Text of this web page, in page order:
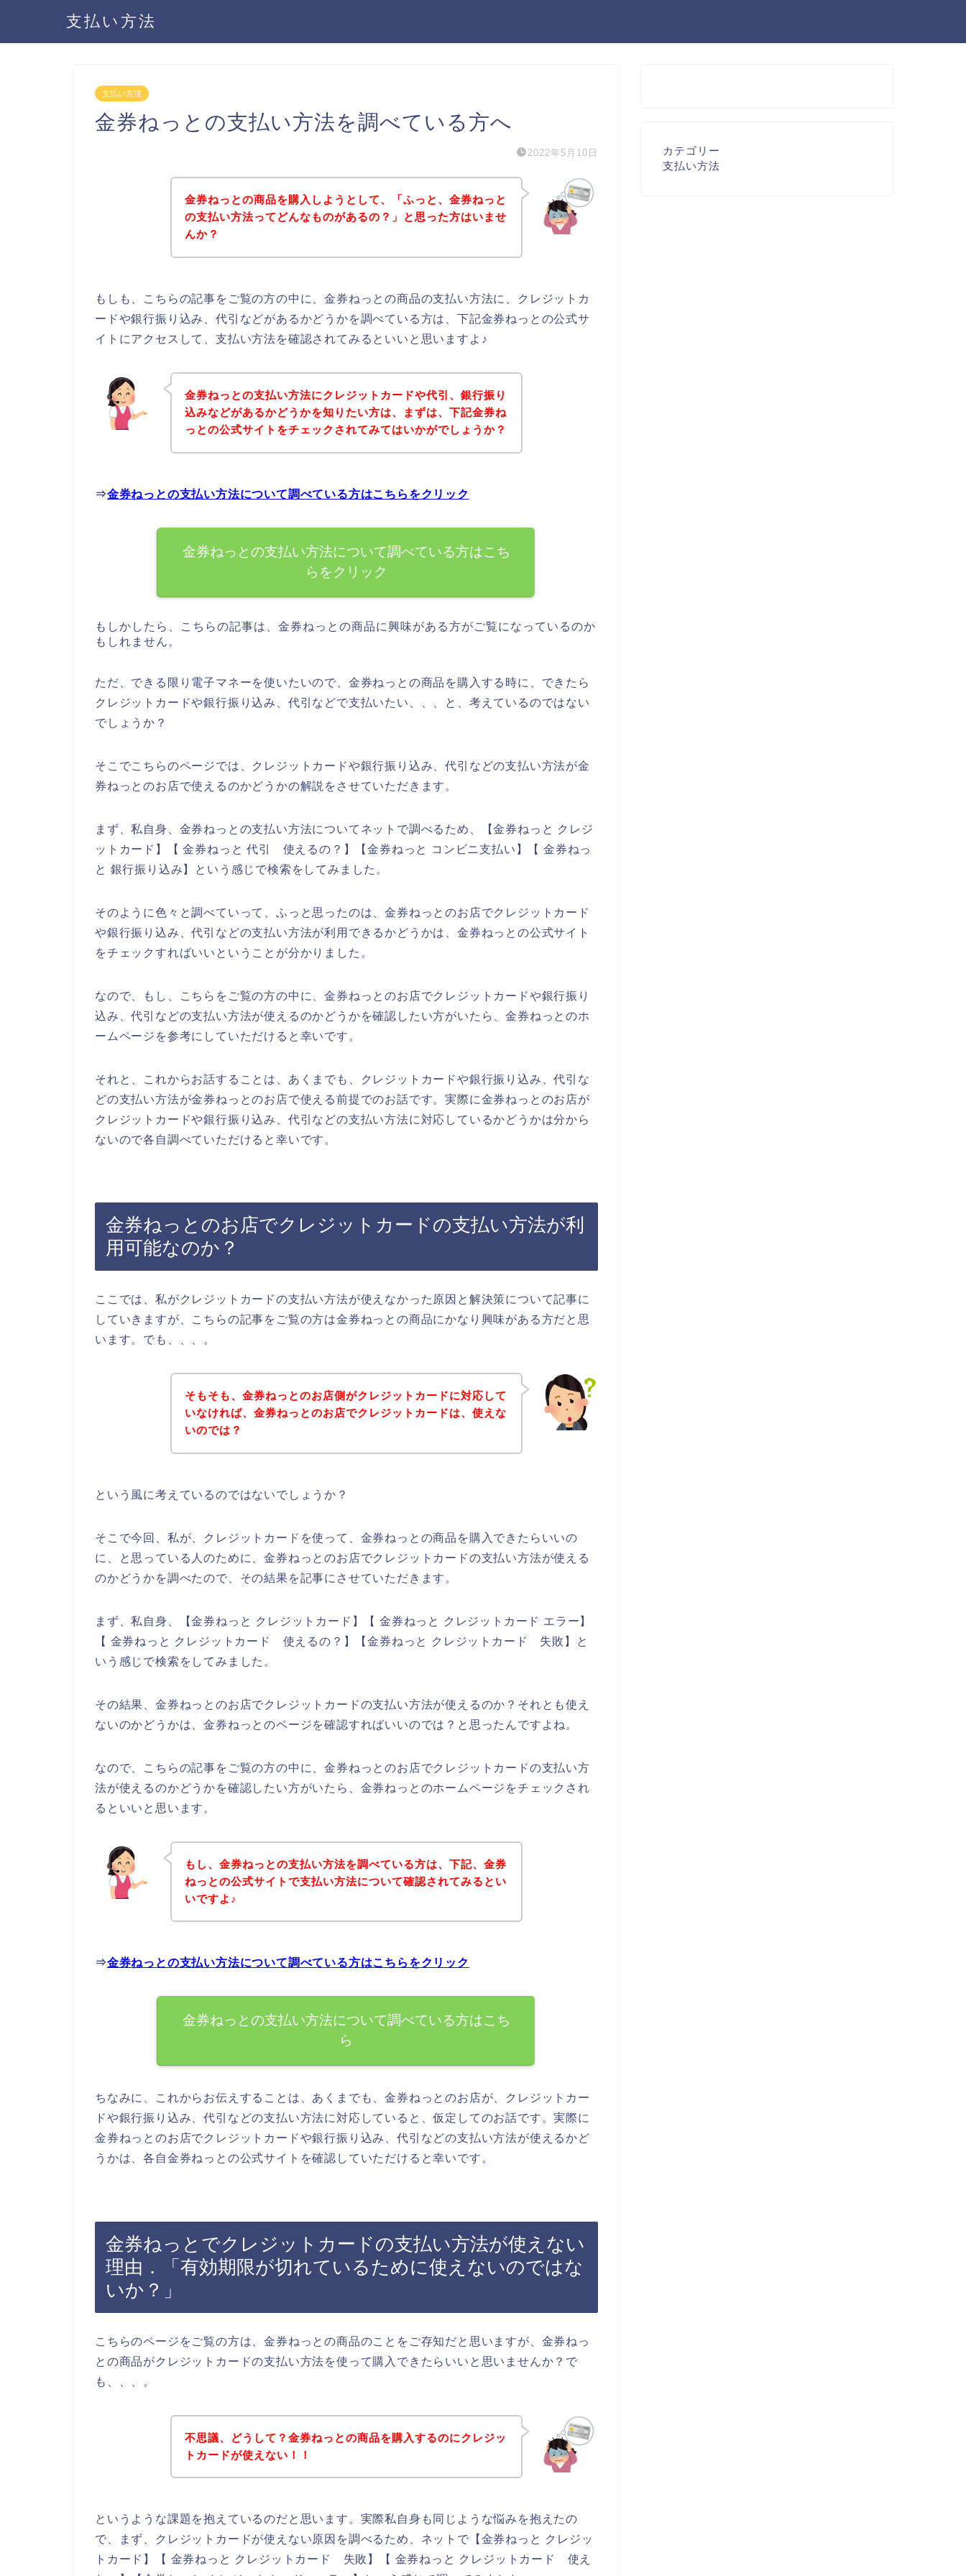
支払い方法
支払い方法
金券ねっとの支払い方法を調べている方へ
2022年5月10日
金券ねっとの商品を購入しようとして、「ふっと、金券ねっと
の支払い方法ってどんなものがあるの？」と思った方はいませ
んか？
もしも、こちらの記事をご覧の方の中に、金券ねっとの商品の支払い方法に、クレジットカ
ードや銀行振り込み、代引などがあるかどうかを調べている方は、下記金券ねっとの公式サ
イトにアクセスして、支払い方法を確認されてみるといいと思いますよ♪
金券ねっとの支払い方法にクレジットカードや代引、銀行振り
込みなどがあるかどうかを知りたい方は、まずは、下記金券ね
っとの公式サイトをチェックされてみてはいかがでしょうか？
⇒金券ねっとの支払い方法について調べている方はこちらをクリック
金券ねっとの支払い方法について調べている方はこち
らをクリック
もしかしたら、こちらの記事は、金券ねっとの商品に興味がある方がご覧になっているのか
もしれません。
ただ、できる限り電子マネーを使いたいので、金券ねっとの商品を購入する時に、できたら
クレジットカードや銀行振り込み、代引などで支払いたい、、、と、考えているのではない
でしょうか？
そこでこちらのページでは、クレジットカードや銀行振り込み、代引などの支払い方法が金
券ねっとのお店で使えるのかどうかの解説をさせていただきます。
まず、私自身、金券ねっとの支払い方法についてネットで調べるため、【金券ねっと クレジ
ットカード】【 金券ねっと 代引 使えるの？】【金券ねっと コンビニ支払い】【 金券ねっ
と 銀行振り込み】という感じで検索をしてみました。
そのように色々と調べていって、ふっと思ったのは、金券ねっとのお店でクレジットカード
や銀行振り込み、代引などの支払い方法が利用できるかどうかは、金券ねっとの公式サイト
をチェックすればいいということが分かりました。
なので、もし、こちらをご覧の方の中に、金券ねっとのお店でクレジットカードや銀行振り
込み、代引などの支払い方法が使えるのかどうかを確認したい方がいたら、金券ねっとのホ
ームページを参考にしていただけると幸いです。
それと、これからお話することは、あくまでも、クレジットカードや銀行振り込み、代引な
どの支払い方法が金券ねっとのお店で使える前提でのお話です。実際に金券ねっとのお店が
クレジットカードや銀行振り込み、代引などの支払い方法に対応しているかどうかは分から
ないので各自調べていただけると幸いです。
金券ねっとのお店でクレジットカードの支払い方法が利
用可能なのか？
ここでは、私がクレジットカードの支払い方法が使えなかった原因と解決策について記事に
していきますが、こちらの記事をご覧の方は金券ねっとの商品にかなり興味がある方だと思
います。でも、、、。
そもそも、金券ねっとのお店側がクレジットカードに対応して
いなければ、金券ねっとのお店でクレジットカードは、使えな
いのでは？
という風に考えているのではないでしょうか？
そこで今回、私が、クレジットカードを使って、金券ねっとの商品を購入できたらいいの
に、と思っている人のために、金券ねっとのお店でクレジットカードの支払い方法が使える
のかどうかを調べたので、その結果を記事にさせていただきます。
まず、私自身、【金券ねっと クレジットカード】【 金券ねっと クレジットカード エラー】
【 金券ねっと クレジットカード 使えるの？】【金券ねっと クレジットカード 失敗】と
いう感じで検索をしてみました。
その結果、金券ねっとのお店でクレジットカードの支払い方法が使えるのか？それとも使え
ないのかどうかは、金券ねっとのページを確認すればいいのでは？と思ったんですよね。
なので、こちらの記事をご覧の方の中に、金券ねっとのお店でクレジットカードの支払い方
法が使えるのかどうかを確認したい方がいたら、金券ねっとのホームページをチェックされ
るといいと思います。
もし、金券ねっとの支払い方法を調べている方は、下記、金券
ねっとの公式サイトで支払い方法について確認されてみるとい
いですよ♪
⇒金券ねっとの支払い方法について調べている方はこちらをクリック
金券ねっとの支払い方法について調べている方はこち
ら
ちなみに、これからお伝えすることは、あくまでも、金券ねっとのお店が、クレジットカー
ドや銀行振り込み、代引などの支払い方法に対応していると、仮定してのお話です。実際に
金券ねっとのお店でクレジットカードや銀行振り込み、代引などの支払い方法が使えるかど
うかは、各自金券ねっとの公式サイトを確認していただけると幸いです。
金券ねっとでクレジットカードの支払い方法が使えない
理由．「有効期限が切れているために使えないのではな
いか？」
こちらのページをご覧の方は、金券ねっとの商品のことをご存知だと思いますが、金券ねっ
との商品がクレジットカードの支払い方法を使って購入できたらいいと思いませんか？で
も、、、。
不思議、どうして？金券ねっとの商品を購入するのにクレジッ
トカードが使えない！！
というような課題を抱えているのだと思います。実際私自身も同じような悩みを抱えたの
で、まず、クレジットカードが使えない原因を調べるため、ネットで【金券ねっと クレジッ
トカード】【 金券ねっと クレジットカード 失敗】【 金券ねっと クレジットカード 使え
カテゴリー
支払い方法